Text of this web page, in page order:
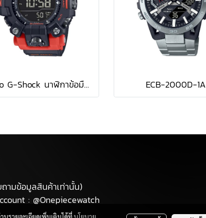
Casio G-Shock นาฬิกาข้อมือผู้ชาย สายเรซิ่น รุ่น GW-9500-1A4 / สีส้ม ECB-2000D-1A
ามข้อมูลสินค้าเท่านั้น)
: @Onepiecewatch